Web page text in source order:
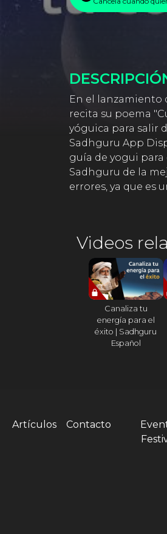
En el lanzamiento
recita su poema
yóguica para salir
Sadhguru App
guía de yogui para
Sadhguru de la
errores, ya que es
Videos
Canaliza tu
energía para el
éxito | Sadhguru
Español
Artículos Contacto